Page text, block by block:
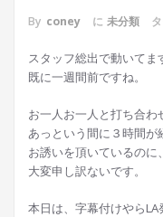
By coney に 未分類
スタッフ総出で動いてま
既に一週間前ですね。
お一人お一人と打ち合わ
あっという間に３時間が
お誘いを頂いているのに
大変申し訳ないです。
本日は、字幕付けやらLA